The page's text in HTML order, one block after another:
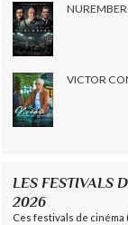
VICTOR
LES FESTIVALS
2026
Ces festivals de